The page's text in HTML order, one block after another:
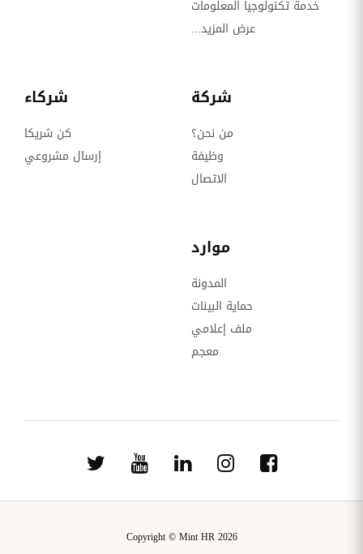
خدمة تكنولوجيا المعلومات
عرض المزيد...
شركة
من نحن؟
وظيفة
الاتصال
شركاء
كن شريكا
إرسال مشروعي
موارد
المدونة
حماية البينات
ملف إعلامي
معجم
Copyright © Mint HR 2026